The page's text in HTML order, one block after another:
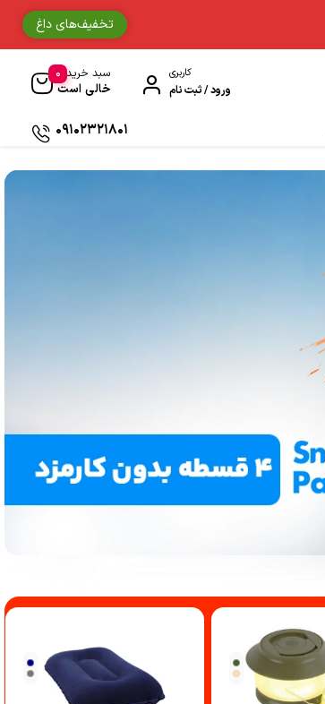
تخفیف‌های داغ
کاربری
ورود / ثبت نام
سبد خرید
خالی است
0
لوازم هدیه و تزئینی
09102321801